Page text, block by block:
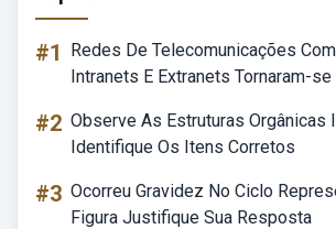
#1
Redes De Telecomunicações
Intranets E Extranets Tornaram-se
#2 Observe As Estruturas Orgânicas
Identifique Os Itens Corretos
#3 Ocorreu Gravidez No Ciclo
Figura Justifique Sua Resposta